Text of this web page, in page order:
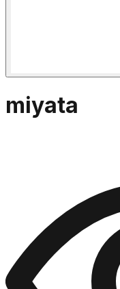
miyata